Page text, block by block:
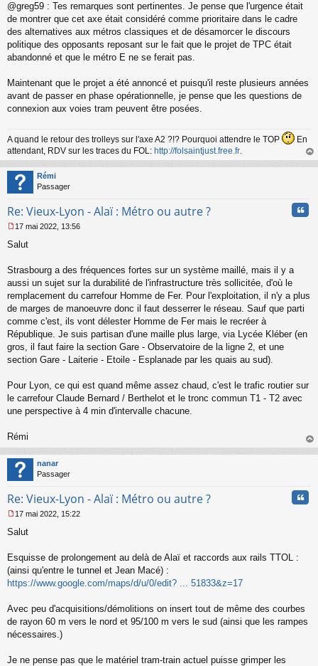
e
s
s
a
g
e
o
n
u
@greg59 : Tes remarques sont pertinentes. Je pense que l'urgence était
de montrer que cet axe était considéré comme prioritaire dans le cadre
des alternatives aux métros classiques et de désamorcer le discours
politique des opposants reposant sur le fait que le projet de TPC était
abandonné et que le métro E ne se ferait pas.
Maintenant que le projet a été annoncé et puisqu'il reste plusieurs années
avant de passer en phase opérationnelle, je pense que les questions de
connexion aux voies tram peuvent être posées.
A quand le retour des trolleys sur l'axe A2 ?!? Pourquoi attendre le TOP
En
attendant, RDV sur les traces du FOL: http://folsaintjust.free.fr
au
Rémi
Passager
Re: Vieux-Lyon - Alaï : Métro ou autre ?
e
s
g
e
n
o
n
u
17 mai 2022, 13:56
Salut
Strasbourg a des fréquences fortes sur un système maillé, mais il y a
aussi un sujet sur la durabilité de l'infrastructure très sollicitée, d'où le
remplacement du carrefour Homme de Fer. Pour l'exploitation, il n'y a plus
de marges de manoeuvre donc il faut desserrer le réseau. Sauf que parti
comme c'est, ils vont délester Homme de Fer mais le recréer à
République. Je suis partisan d'une maille plus large, via Lycée Kléber (en
gros, il faut faire la section Gare - Observatoire de la ligne 2, et une
section Gare - Laiterie - Etoile - Esplanade par les quais au sud).
Pour Lyon, ce qui est quand même assez chaud, c'est le trafic routier sur
le carrefour Claude Bernard / Berthelot et le tronc commun T1 - T2 avec
une perspective à 4 min d'intervalle chacune.
Rémi
au
nanar
Passager
Re: Vieux-Lyon - Alaï : Métro ou autre ?
e
s
a
g
e
o
n
l
u
17 mai 2022, 15:22
Salut
Esquisse de prolongement au delà de Alaï et raccords aux rails TTOL :
(ainsi qu'entre le tunnel et Jean Macé) :
https://www.google.com/maps/d/u/0/edit? ... 51833&z=17
Avec peu d'acquisitions/démolitions on insert tout de même des courbes
de rayon 60 m vers le nord et 95/100 m vers le sud (ainsi que les rampes
nécessaires.)
Je ne pense pas que le matériel tram-train actuel puisse grimper les